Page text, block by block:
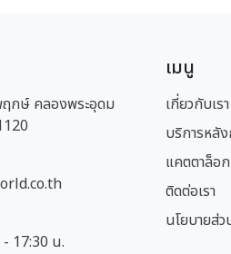
กษ์ คลองพระอุดม
17:30 น.
เมนู
เกี่ยวกับเรา
บริการหลัง
แคตตาล็อก
ติดต่อเรา
นโยบายส่